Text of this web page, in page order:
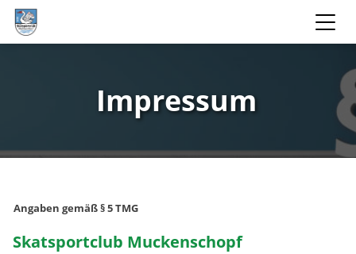
Impressum
Angaben gemäß § 5 TMG
Skatsportclub Muckenschopf